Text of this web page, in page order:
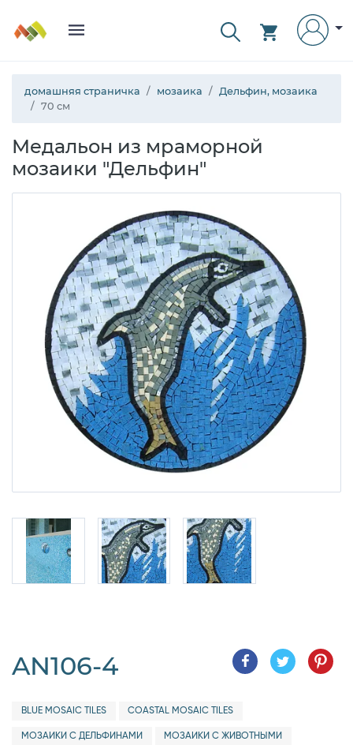
домашняя страничка мозаика
Дельфин, мозаика
70 см
Медальон из мраморной
мозаики "Дельфин"
AN106-4
BLUE MOSAIC TILES COASTAL MOSAIC TILES
МОЗАИКИ С ДЕЛЬФИНАМИ МОЗАИКИ С ЖИВОТНЫМИ